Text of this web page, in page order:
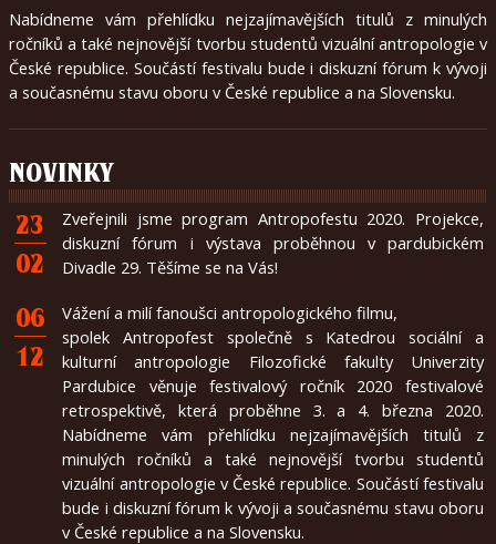
O
nás
čeština
2020
2019
2017
Nabídneme vám přehlídku nejzajímavějších titulů z minulých
ročníků a také nejnovější tvorbu studentů vizuální antropologie v
České republice. Součástí festivalu bude i diskuzní fórum k vývoji
a současnému stavu oboru v České republice a na Slovensku.
NOVINKY
23
02
Zveřejnili jsme program Antropofestu 2020. Projekce,
diskuzní fórum i výstava proběhnou v pardubickém
Divadle 29. Těšíme se na Vás!
06
12
Vážení a milí fanoušci antropologického filmu,
spolek Antropofest společně s Katedrou sociální a
kulturní antropologie Filozofické fakulty Univerzity
Pardubice věnuje festivalový ročník 2020 festivalové
retrospektivě, která proběhne 3. a 4. března 2020.
Nabídneme vám přehlídku nejzajímavějších titulů z
minulých ročníků a také nejnovější tvorbu studentů
vizuální antropologie v České republice. Součástí festivalu
bude i diskuzní fórum k vývoji a současnému stavu oboru
v České republice a na Slovensku.